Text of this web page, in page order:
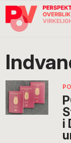
Gå
direkte
navigation
Skip
indhold
Gå
direkte
POV
International
i